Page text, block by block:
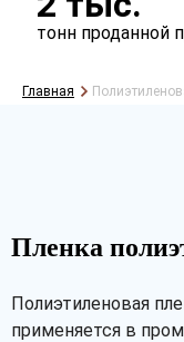
тонн проданной
Главная
Пленка
Полиэтиленовая
применяется в